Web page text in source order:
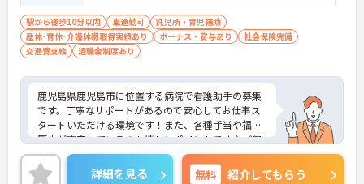
駅から徒歩10分以内 車通勤可
託児所・育児補助
産休･育休･介護休暇取得実績あり
ボーナス・賞与あり
社会保険完備
交通費支給
退職金制度あり
鹿児島県鹿児島市に位置する病院で看護助手の募集
です。丁寧なサポートがあるので安心してお仕事ス
タートいただける環境です！また、各種手当や福利
厚生が充実しているのも嬉しいポイントです♪ご興
味のある方はご面接のポイントお伝えしますのでご
気軽にお問い合わせください。
詳細を見る 無料 紹介してもらう